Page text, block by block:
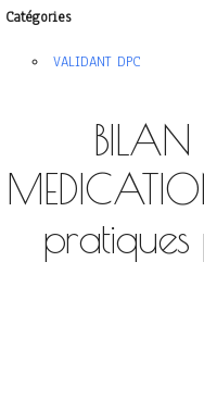
Catégories
VALIDANT DPC
BILAN
pratiques